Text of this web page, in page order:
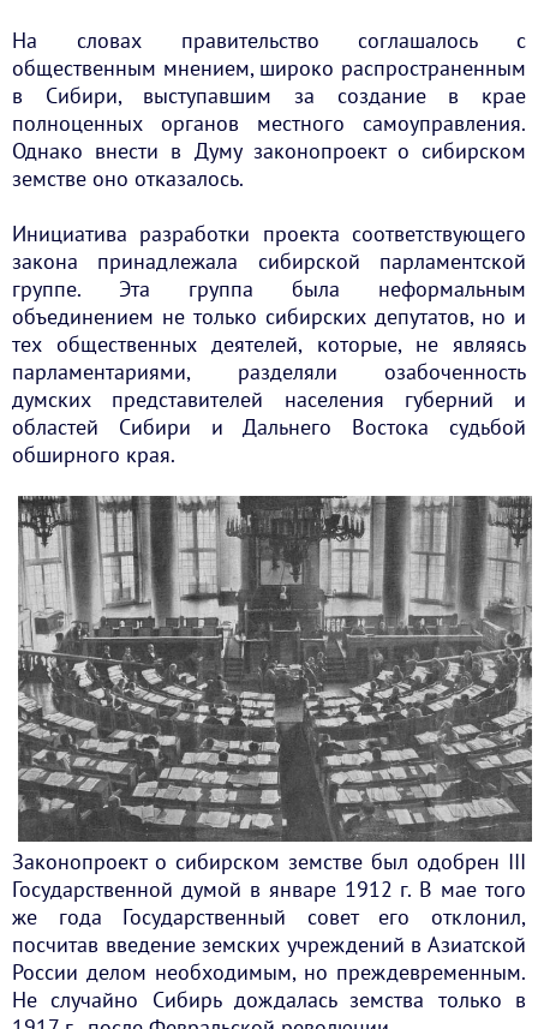
На словах правительство соглашалось с
общественным мнением, широко распространенным
в Сибири, выступавшим за создание в крае
полноценных органов местного самоуправления.
Однако внести в Думу законопроект о сибирском
земстве оно отказалось.
Инициатива разработки проекта соответствующего
закона принадлежала сибирской парламентской
группе. Эта группа была неформальным
объединением не только сибирских депутатов, но и
тех общественных деятелей, которые, не являясь
парламентариями, разделяли озабоченность
думских представителей населения губерний и
областей Сибири и Дальнего Востока судьбой
обширного края.
Законопроект о сибирском земстве был одобрен III
Государственной думой в январе 1912 г. В мае того
же года Государственный совет его отклонил,
посчитав введение земских учреждений в Азиатской
России делом необходимым, но преждевременным.
Не случайно Сибирь дождалась земства только в